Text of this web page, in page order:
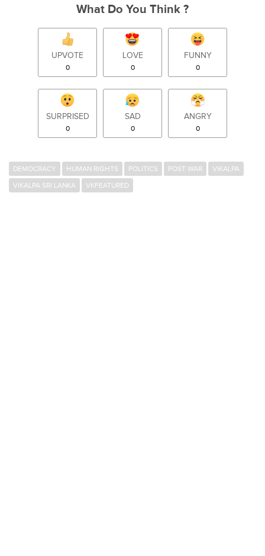
What Do You Think ?
UPVOTE
0
LOVE
0
FUNNY
0
SURPRISED
0
SAD
0
ANGRY
0
DEMOCRACY HUMAN RIGHTS POLITICS POST WAR
VIKALPA
VIKALPA SRI LANKA
VKFEATURED